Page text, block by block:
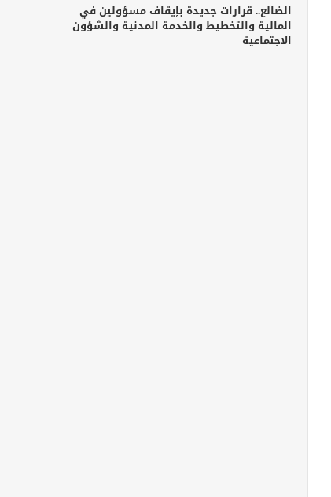
الضالع.. قرارات جديدة بإيقاف مسؤولين في
المالية والتخطيط والخدمة المدنية والشؤون
الاجتماعية